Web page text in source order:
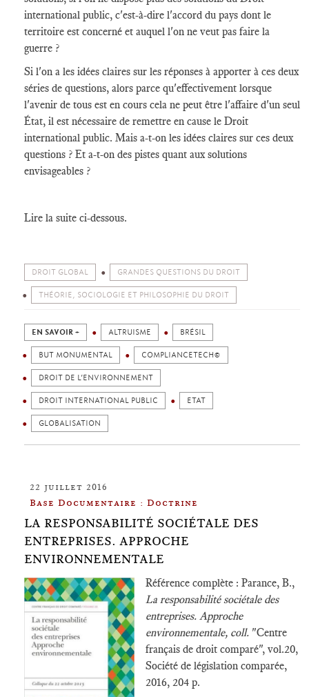
international public, c'est-à-dire l'accord du pays dont le
territoire est concerné et auquel l'on ne veut pas faire la
guerre ?
Si l'on a les idées claires sur les réponses à apporter à ces deux
séries de questions, alors parce qu'effectivement lorsque
l'avenir de tous est en cours cela ne peut être l'affaire d'un seul
État, il est nécessaire de remettre en cause le Droit
international public. Mais a-t-on les idées claires sur ces deux
questions ? Et a-t-on des pistes quant aux solutions
envisageables ?
Lire la suite ci-dessous.
DROIT GLOBAL GRANDES QUESTIONS DU DROIT
THÉORIE, SOCIOLOGIE ET PHILOSOPHIE DU DROIT
EN SAVOIR + ALTRUISME BRÉSIL
BUT MONUMENTAL COMPLIANCETECH©
DROIT DE L’ENVIRONNEMENT
DROIT INTERNATIONAL PUBLIC ETAT
GLOBALISATION
22 juillet 2016
Base Documentaire : Doctrine
LA RESPONSABILITÉ SOCIÉTALE DES
ENTREPRISES. APPROCHE
ENVIRONNEMENTALE
Référence complète : Parance, B.,
La responsabilité sociétale des
entreprises. Approche
environnementale, coll. "Centre
français de droit comparé", vol.20,
Société de législation comparée,
2016, 204 p.